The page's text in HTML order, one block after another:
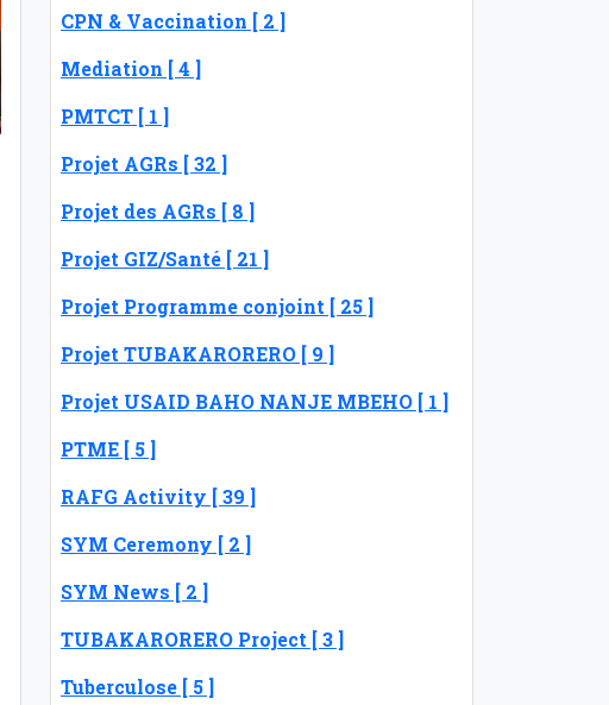
CPN & Vaccination [ 2 ]
Mediation [ 4 ]
PMTCT [ 1 ]
Projet AGRs [ 32 ]
Projet des AGRs [ 8 ]
Projet GIZ/Santé [ 21 ]
Projet Programme conjoint [ 25 ]
Projet TUBAKARORERO [ 9 ]
Projet USAID BAHO NANJE MBEHO [ 1 ]
PTME [ 5 ]
RAFG Activity [ 39 ]
SYM Ceremony [ 2 ]
SYM News [ 2 ]
TUBAKARORERO Project [ 3 ]
Tuberculose [ 5 ]